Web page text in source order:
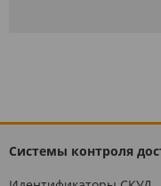
Системы контроля